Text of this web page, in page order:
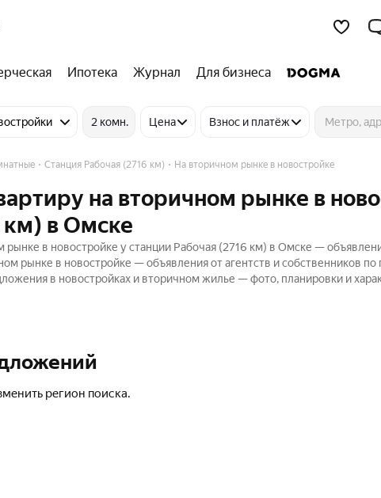
Ипотека Журнал Для бизнеса
2 комн. Цена Взнос и платёж
Станция Рабочая (2716 км) На вторичном рынке в новостройке
на вторичном рынке в
км) в Омске
в новостройке у станции Рабочая (2716 км) в Омске —
рынке в новостройке — объявления от агентств и собственников по
в новостройках и вторичном жилье — фото, планировки и
регион поиска.